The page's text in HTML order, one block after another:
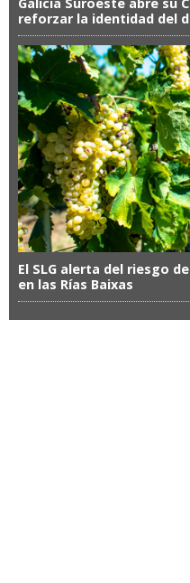
reforzar la identidad del
El SLG alerta del riesgo
en las Rías Baixas